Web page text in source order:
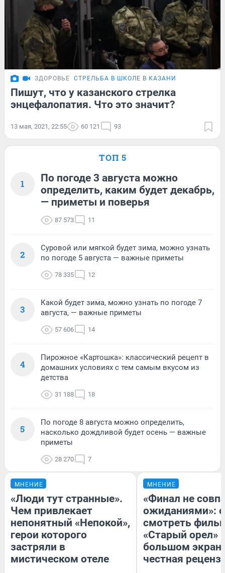
ЗДОРОВЬЕ СТРЕЛЬБА В ШКОЛЕ В КАЗАНИ
Пишут, что у казанского стрелка
энцефалопатия. Что это значит?
13 мая, 2021, 22:55 60 121 93
ТОП 5
1
По погоде 3 августа можно
определить, каким будет декабрь,
— приметы и поверья
87 573 11
2
Суровой или мягкой будет зима, можно узнать
по погоде 5 августа — важные приметы
78 335 12
3
Какой будет зима, можно узнать по погоде 7
августа, — важные приметы
57 606 14
4
Пирожное «Картошка»: классический рецепт в
домашних условиях с тем самым вкусом из
детства
31 188 18
5
По погоде 8 августа можно определить,
насколько дождливой будет осень — важные
приметы
28 270 7
МНЕНИЕ
«Люди тут странные».
Чем привлекает
непонятный «Непокой»,
герои которого
застряли в
мистическом отеле
МНЕНИЕ
«Финал не
ожиданиями»:
смотреть
«Старый орел»
большом
честная